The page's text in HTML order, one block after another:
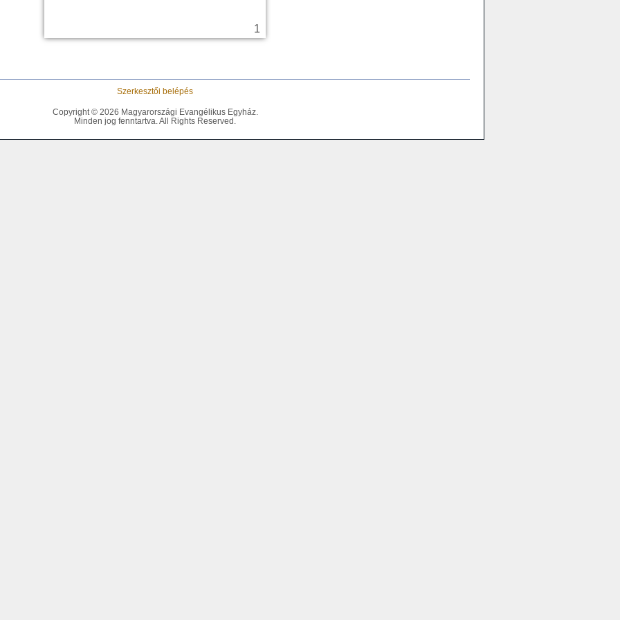
Szerkesztői belépés
Copyright © 2026 Magyarországi Evangélikus Egyház.
Minden jog fenntartva. All Rights Reserved.